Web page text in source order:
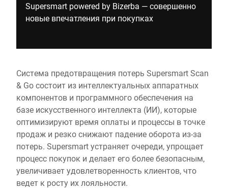
Supersmart powered by Bizerba — совершенно
новые впечатления при покупках
Система предотвращения потерь Supersmart Scan
& Go состоит из интеллектуальных аппаратных
компонентов и программного обеспечения на
базе искусственного интеллекта (ИИ), которые
оптимизируют время оплаты и процессы в точке
продаж и резко снижают падение оборота из-за
потерь. Supersmart устраняет очереди, упрощает
процесс покупок и делает его более безопасным,
увеличивает удовлетворенность клиентов, что
ведет к росту их лояльности.